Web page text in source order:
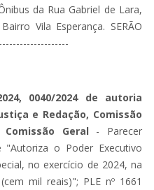
da Rua Gabriel de Lara,
Vila Esperança. SERÃO
0040/2024 de autoria
e Redação, Comissão
Geral - Parecer
"Autoriza o Poder Executivo
no exercício de 2024, na
mil reais)"; PLE nº 1661